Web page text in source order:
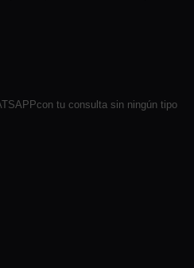
tu consulta sin ningún tipo